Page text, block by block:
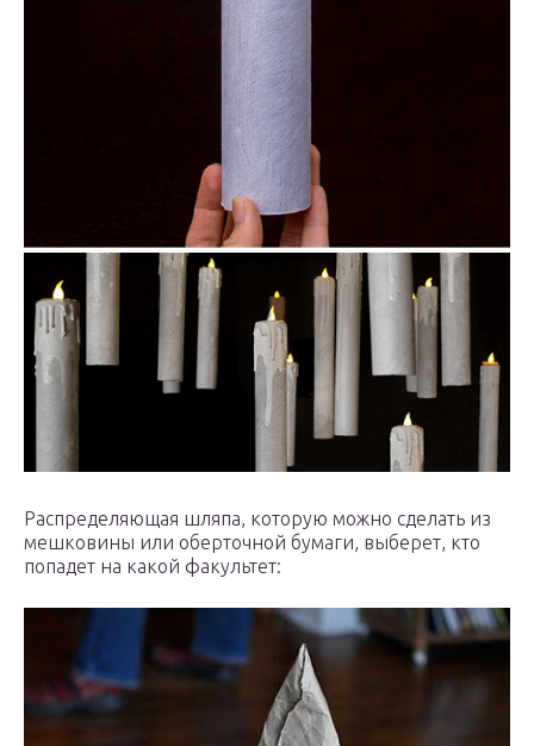
Распределяющая шляпа, которую можно сделать из
мешковины или оберточной бумаги, выберет, кто
попадет на какой факультет: